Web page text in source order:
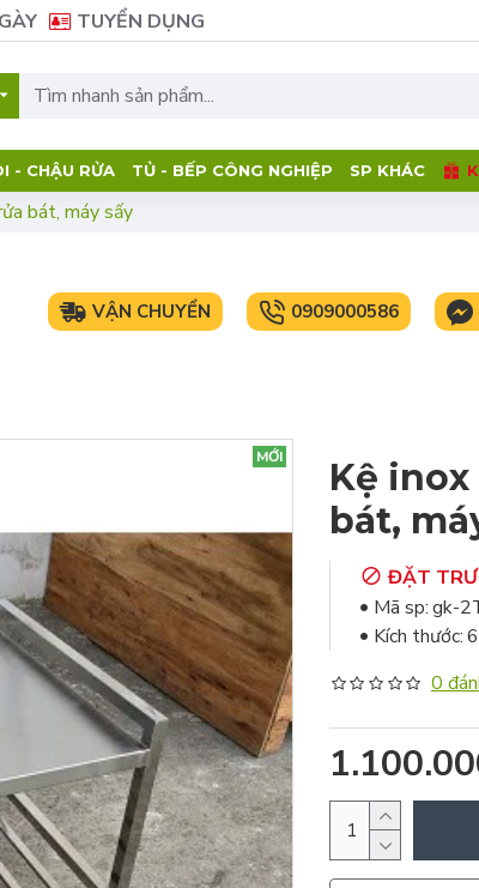
TUYỂN DỤNG
- CHẬU RỬA TỦ - BẾP CÔNG NGHIỆP SP KHÁC
bát, máy sấy
VẬN CHUYỂN 0909000586
MỚI
Kệ
bát,
ĐẶT
Mã sp:gk-
Kích thước:
0